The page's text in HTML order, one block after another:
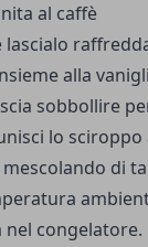
al caffè
lascialo
alla
sobbollire
lo
di
nel